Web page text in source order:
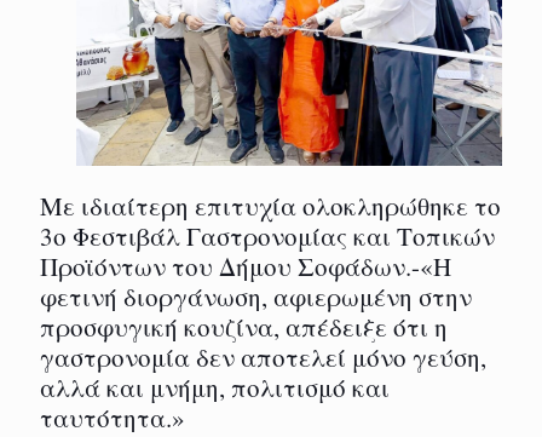
Με ιδιαίτερη επιτυχία ολοκληρώθηκε το
3ο Φεστιβάλ Γαστρονομίας και Τοπικών
Προϊόντων του Δήμου Σοφάδων.-«Η
φετινή διοργάνωση, αφιερωμένη στην
προσφυγική κουζίνα, απέδειξε ότι η
γαστρονομία δεν αποτελεί μόνο γεύση,
αλλά και μνήμη, πολιτισμό και
ταυτότητα.»